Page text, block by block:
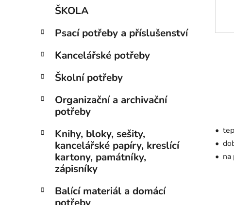
ŠKOLA
Psací potřeby a příslušenství
Kancelářské potřeby
Školní potřeby
Organizační a archivační
potřeby
Knihy, bloky, sešity,
kancelářské papíry, kreslící
kartony, památníky,
zápisníky
Balící materiál a domácí
•
•
• na